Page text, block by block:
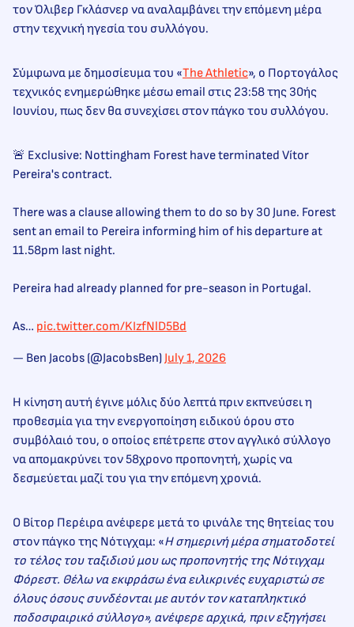
τον Όλιβερ Γκλάσνερ να αναλαμβάνει την επόμενη μέρα
στην τεχνική ηγεσία του συλλόγου.
Σύμφωνα με δημοσίευμα του «The Athletic», ο Πορτογάλος
τεχνικός ενημερώθηκε μέσω email στις 23:58 της 30ής
Ιουνίου, πως δεν θα συνεχίσει στον πάγκο του συλλόγου.
🚨 Exclusive: Nottingham Forest have terminated Vítor
Pereira's contract.
There was a clause allowing them to do so by 30 June. Forest
sent an email to Pereira informing him of his departure at
11.58pm last night.
Pereira had already planned for pre-season in Portugal.
As… pic.twitter.com/KIzfNlD5Bd
— Ben Jacobs (@JacobsBen)July 1, 2026
Η κίνηση αυτή έγινε μόλις δύο λεπτά πριν εκπνεύσει η
προθεσμία για την ενεργοποίηση ειδικού όρου στο
συμβόλαιό του, ο οποίος επέτρεπε στον αγγλικό σύλλογο
να απομακρύνει τον 58χρονο προπονητή, χωρίς να
δεσμεύεται μαζί του για την επόμενη χρονιά.
Ο Βίτορ Περέιρα ανέφερε μετά το φινάλε της θητείας του
στον πάγκο της Νότιγχαμ: «Η σημερινή μέρα σηματοδοτεί
το τέλος του ταξιδιού μου ως προπονητής της Νότιγχαμ
Φόρεστ. Θέλω να εκφράσω ένα ειλικρινές ευχαριστώ σε
όλους όσους συνδέονται με αυτόν τον καταπληκτικό
ποδοσφαιρικό σύλλογο», ανέφερε αρχικά, πριν εξηγήσει